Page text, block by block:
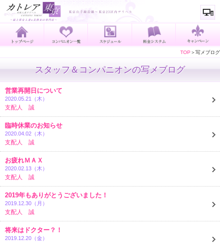
TOP ＞写メブログ
スタッフ＆コンパニオンの写メブログ
営業再開日について
2020.05.21（ 木 ）
支配人 誠
臨時休業のお知らせ
2020.04.02（ 木 ）
支配人 誠
お疲れＭＡＸ
2020.02.13（ 木 ）
支配人 誠
2019年もありがとうございました！
2019.12.30（ 月 ）
支配人 誠
将来はドクター？！
2019.12.20（金）